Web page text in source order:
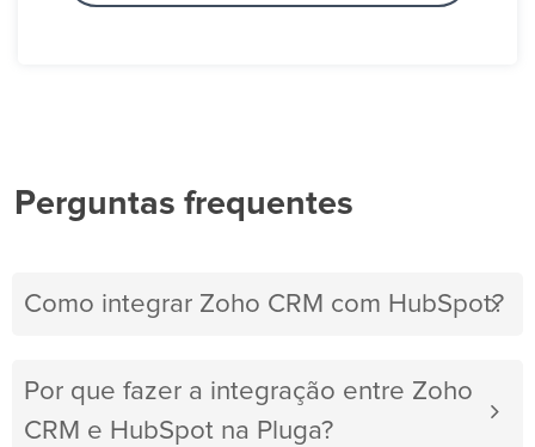
Perguntas frequentes
Como integrar Zoho CRM com HubSpot?
Por que fazer a integração entre Zoho
CRM e HubSpot na Pluga?